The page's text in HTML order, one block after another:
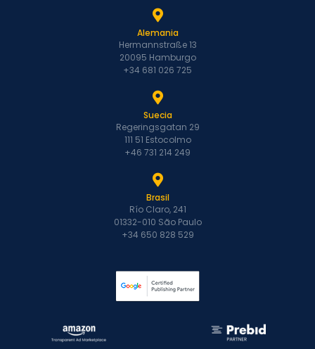
Alemania
Hermannstraße 13
20095 Hamburgo
+34 681 026 725
Suecia
Regeringsgatan 29
111 51 Estocolmo
+46 731 214 249
Brasil
Río Claro, 241
01332-010 São Paulo
+34 650 828 529